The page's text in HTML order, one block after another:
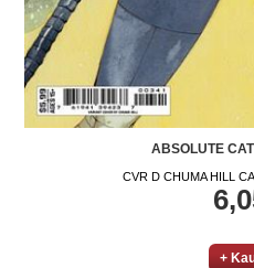
ABSOLUTE
CVR D CHUMA HILL
+